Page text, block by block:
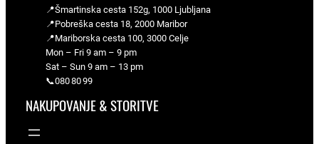
📍Šmartinska cesta 152g, 1000 Ljubljana
📍Pobreška cesta 18, 2000 Maribor
📍Mariborska cesta 100, 3000 Celje
Mon – Fri 9 am – 9 pm
Sat – Sun 9 am – 13 pm
📞080 80 99
NAKUPOVANJE & STORITVE